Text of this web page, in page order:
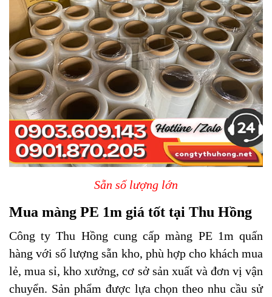
Sẵn số lượng lớn
Mua màng PE 1m giá tốt tại Thu Hồng
Công ty Thu Hồng cung cấp màng PE 1m quấn
hàng với số lượng sẵn kho, phù hợp cho khách mua
lẻ, mua sỉ, kho xưởng, cơ sở sản xuất và đơn vị vận
chuyển. Sản phẩm được lựa chọn theo nhu cầu sử